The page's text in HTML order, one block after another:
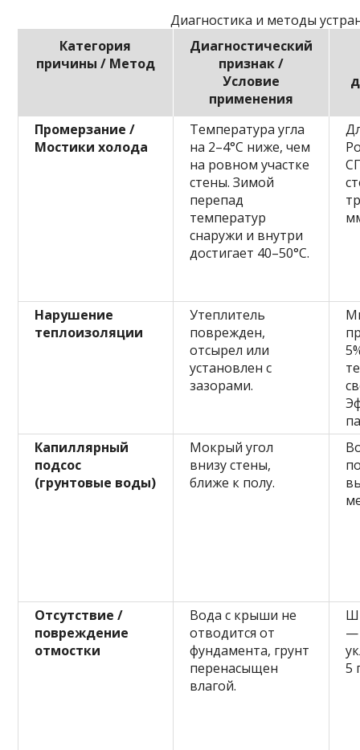
Диагностика и методы
Категория
причины / Метод
Диагностический
признак /
Условие
применения
Промерзание /
Мостики холода
Температура угла
на 2–4°C ниже, чем
на ровном участке
стены. Зимой
перепад
температур
снаружи и внутри
достигает 40–50°C.
Нарушение
теплоизоляции
Утеплитель
поврежден,
отсырел или
установлен с
зазорами.
Капиллярный
подсос
(грунтовые воды)
Мокрый угол
внизу стены,
ближе к полу.
Отсутствие /
повреждение
отмостки
Вода с крыши не
отводится от
фундамента, грунт
перенасыщен
влагой.
—
5